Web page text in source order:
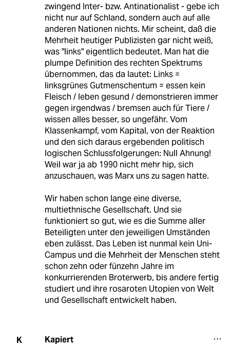
zwingend Inter- bzw. Antinationalist - gebe ich
nicht nur auf Schland, sondern auch auf alle
anderen Nationen nichts. Mir scheint, daß die
Mehrheit heutiger Publizisten gar nicht weiß,
was "links" eigentlich bedeutet. Man hat die
plumpe Definition des rechten Spektrums
übernommen, das da lautet: Links =
linksgrünes Gutmenschentum = essen kein
Fleisch / leben gesund / demonstrieren immer
gegen irgendwas / bremsen auch für Tiere /
wissen alles besser, so ungefähr. Vom
Klassenkampf, vom Kapital, von der Reaktion
und den sich daraus ergebenden politisch
logischen Schlussfolgerungen: Null Ahnung!
Weil war ja ab 1990 nicht mehr hip, sich
anzuschauen, was Marx uns zu sagen hatte.
Wir haben schon lange eine diverse,
multiethnische Gesellschaft. Und sie
funktioniert so gut, wie es die Summe aller
Beteiligten unter den jeweiligen Umständen
eben zulässt. Das Leben ist nunmal kein Uni-
Campus und die Mehrheit der Menschen steht
schon zehn oder fünzehn Jahre im
konkurrierenden Broterwerb, bis andere fertig
studiert und ihre rosaroten Utopien von Welt
und Gesellschaft entwickelt haben.
K Kapiert